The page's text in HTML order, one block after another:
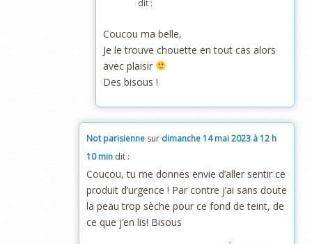
dit :
Coucou ma belle,
Je le trouve chouette en tout cas alors
avec plaisir
Des bisous !
Not parisienne sur dimanche 14 mai 2023 à 12 h
10 min dit :
Coucou, tu me donnes envie d’aller sentir ce
produit d’urgence ! Par contre j’ai sans doute
la peau trop sèche pour ce fond de teint, de
ce que j’en lis! Bisous